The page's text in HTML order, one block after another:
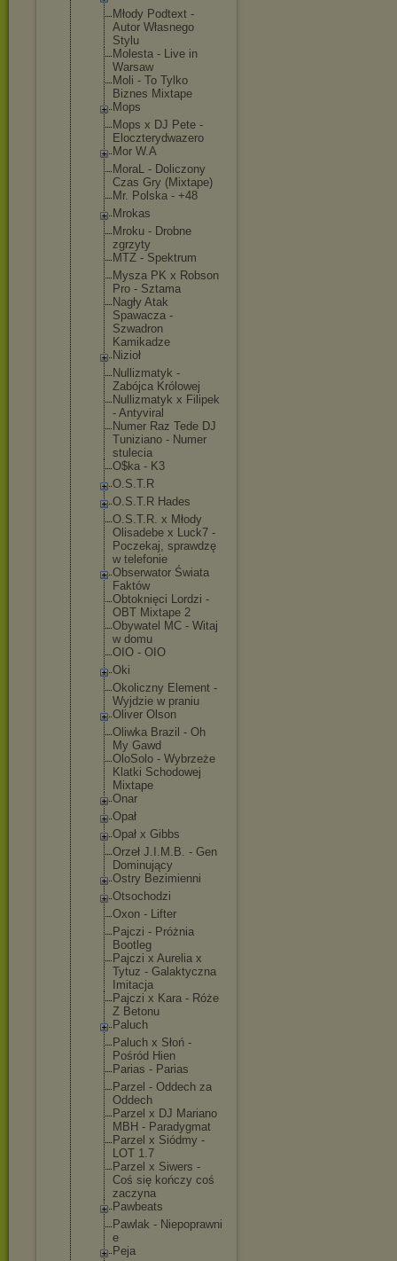
Młody Podtext -
Autor Własnego
Stylu
Molesta - Live in
Warsaw
Moli - To Tylko
Biznes Mixtape
Mops
Mops x DJ Pete -
Eloczterydwazero
Mor W.A
MoraL - Doliczony
Czas Gry (Mixtape)
Mr. Polska - +48
Mrokas
Mroku - Drobne
zgrzyty
MTZ - Spektrum
Mysza PK x Robson
Pro - Sztama
Nagły Atak
Spawacza -
Szwadron
Kamikadze
Nizioł
Nullizmatyk -
Zabójca Królowej
Nullizmatyk x Filipek
- Antyviral
Numer Raz Tede DJ
Tuniziano - Numer
stulecia
O$ka - K3
O.S.T.R
O.S.T.R Hades
O.S.T.R. x Młody
Olisadebe x Luck7 -
Poczekaj, sprawdzę
w telefonie
Obserwator Świata
Faktów
Obtoknięci Lordzi -
OBT Mixtape 2
Obywatel MC - Witaj
w domu
OIO - OIO
Oki
Okoliczny Element -
Wyjdzie w praniu
Oliver Olson
Oliwka Brazil - Oh
My Gawd
OloSolo - Wybrzeże
Klatki Schodowej
Mixtape
Onar
Opał
Opał x Gibbs
Orzeł J.I.M.B. - Gen
Dominujący
Ostry Bezimienni
Otsochodzi
Oxon - Lifter
Pajczi - Próżnia
Bootleg
Pajczi x Aurelia x
Tytuz - Galaktyczna
Imitacja
Pajczi x Kara - Róże
Z Betonu
Paluch
Paluch x Słoń -
Pośród Hien
Parias - Parias
Parzel - Oddech za
Oddech
Parzel x DJ Mariano
MBH - Paradygmat
Parzel x Siódmy -
LOT 1.7
Parzel x Siwers -
Coś się kończy coś
zaczyna
Pawbeats
Pawlak - Niepoprawni
e
Peja